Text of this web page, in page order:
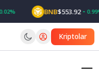
BNB$553.92 0.99%
Kriptolar